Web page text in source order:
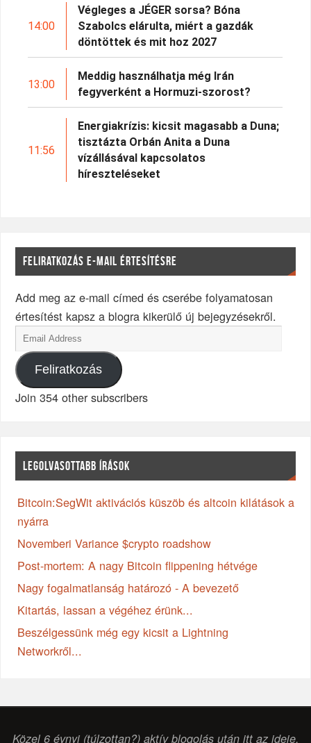
14:00
Végleges a JÉGER sorsa? Bóna
Szabolcs elárulta, miért a gazdák
döntöttek és mit hoz 2027
13:00
Meddig használhatja még Irán
fegyverként a Hormuzi-szorost?
11:56
Energiakrízis: kicsit magasabb a Duna;
tisztázta Orbán Anita a Duna
vízállásával kapcsolatos
híreszteléseket
FELIRATKOZÁS E-MAIL ÉRTESÍTÉSRE
Add meg az e-mail címed és cserébe folyamatosan
értesítést kapsz a blogra kikerülő új bejegyzésekről.
Feliratkozás
Join 354 other subscribers
LEGOLVASOTTABB ÍRÁSOK
Bitcoin:SegWit aktivációs küszöb és altcoin kilátások a
nyárra
Novemberi Variance $crypto roadshow
Post-mortem: A nagy Bitcoin flippening hétvége
Nagy fogalmatlanság határozó - A bevezető
Kitartás, lassan a végéhez érünk...
Beszélgessünk még egy kicsit a Lightning
Networkről...
Közel 6 évnyi (túlzottan?) aktív blogolás után itt az ideje,